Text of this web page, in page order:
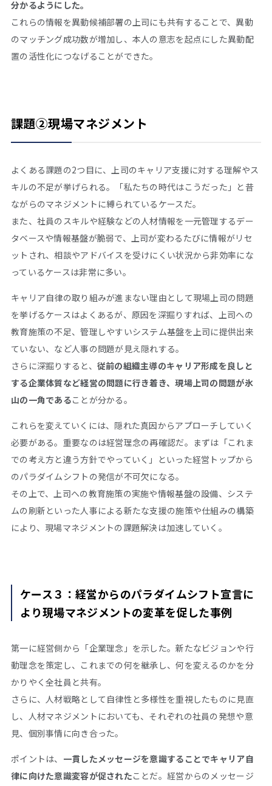
分かるようにした。
これらの情報を異動候補部署の上司にも共有することで、異動
のマッチング成功数が増加し、本人の意志を起点にした異動配
置の活性化につなげることができた。
課題②現場マネジメント
よくある課題の2つ目に、上司のキャリア支援に対する理解やス
キルの不足が挙げられる。「私たちの時代はこうだった」と昔
ながらのマネジメントに縛られているケースだ。
また、社員のスキルや経験などの人材情報を一元管理するデー
タベースや情報基盤が脆弱で、上司が変わるたびに情報がリセ
ットされ、相談やアドバイスを受けにくい状況から非効率にな
っているケースは非常に多い。
キャリア自律の取り組みが進まない理由として現場上司の問題
を挙げるケースはよくあるが、原因を深掘りすれば、上司への
教育施策の不足、管理しやすいシステム基盤を上司に提供出来
ていない、など人事の問題が見え隠れする。
さらに深掘りすると、 従前の組織主導のキャリア形成を良しと
する企業体質など経営の問題に行き着き、現場上司の問題が氷
山の一角であることが分かる。
これらを変えていくには、隠れた真因からアプローチしていく
必要がある。重要なのは経営理念の再確認だ。まずは「これま
での考え方と違う方針でやっていく」といった経営トップから
のパラダイムシフトの発信が不可欠になる。
その上で、上司への教育施策の実施や情報基盤の設備、システ
ムの刷新といった人事による新たな支援の施策や仕組みの構築
により、現場マネジメントの課題解決は加速していく。
ケース３：経営からのパラダイムシフト宣言に
より現場マネジメントの変革を促した事例
第一に経営側から「企業理念」を示した。新たなビジョンや行
動理念を策定し、これまでの何を継承し、何を変えるのかを分
かりやく全社員と共有。
さらに、人材戦略として自律性と多様性を重視したものに見直
し、人材マネジメントにおいても、それぞれの社員の発想や意
見、個別事情に向き合った。
ポイントは、 一貫したメッセージを意識することでキャリア自
律に向けた意識変容が促されたことだ。経営からのメッセージ